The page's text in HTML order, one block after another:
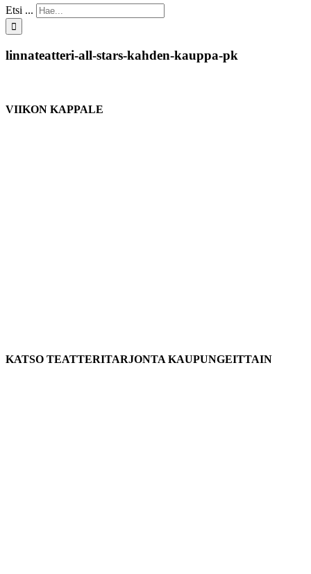
Etsi ...
linnateatteri-all-stars-kahden-kauppa-pk
VIIKON KAPPALE
KATSO TEATTERITARJONTA KAUPUNGEITTAIN